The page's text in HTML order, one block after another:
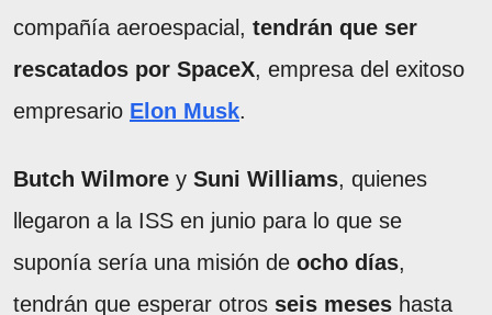
compañía aeroespacial, tendrán que ser
rescatados por SpaceX, empresa del exitoso
empresario Elon Musk.
Butch Wilmore y Suni Williams, quienes
llegaron a la ISS en junio para lo que se
suponía sería una misión de ocho días,
tendrán que esperar otros seis meses hasta